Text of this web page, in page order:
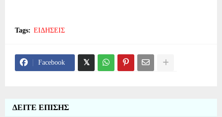
Tags: ΕΙΔΗΣΕΙΣ
Facebook
ΔΕΙΤΕ ΕΠΙΣΗΣ